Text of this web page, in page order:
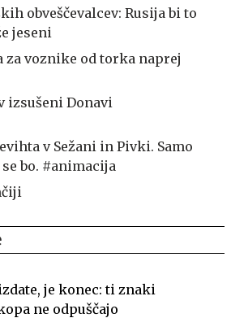
obveščevalcev: Rusija bi to
jeseni
za voznike od torka naprej
izsušeni Donavi
v Sežani in Pivki. Samo
bo. #animacija
je konec: ti znaki
ne odpuščajo